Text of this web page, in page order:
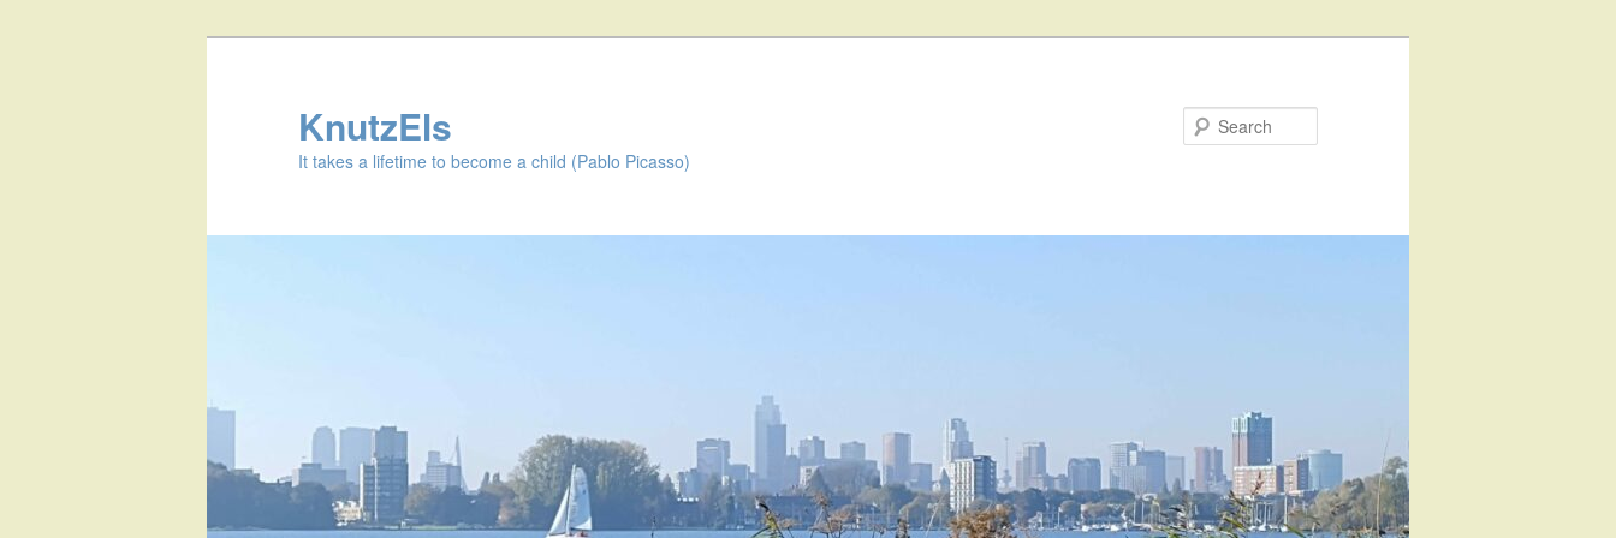
KnutzEls
It takes a lifetime to become a child (Pablo Picasso)